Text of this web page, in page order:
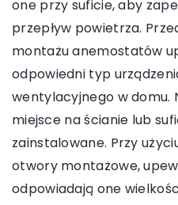
one przy suficie, aby
przepływ powietrza.
montażu anemostatów
odpowiedni typ
wentylacyjnego w domu.
miejsce na ścianie lub
zainstalowane. Przy
otwory montażowe,
odpowiadają one